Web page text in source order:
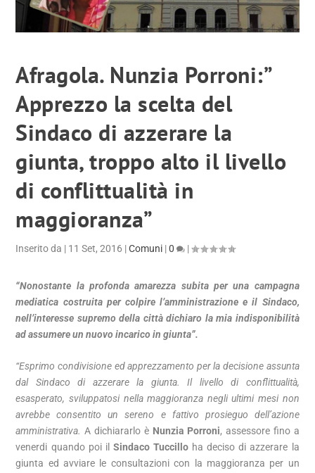
Afragola. Nunzia Porroni:”
Apprezzo la scelta del
Sindaco di azzerare la
giunta, troppo alto il livello
di conflittualità in
maggioranza”
Inserito da | 11 Set, 2016 |Comuni |0 |
“Nonostante la profonda amarezza subita per una campagna
mediatica costruita per colpire l’amministrazione e il Sindaco,
nell’interesse supremo della città dichiaro la mia indisponibilità
ad assumere un nuovo incarico in giunta”.
“Esprimo condivisione ed apprezzamento per la decisione assunta
dal Sindaco di azzerare la giunta. Il livello di conflittualità,
esasperato, sviluppatosi nella maggioranza negli ultimi mesi non
avrebbe consentito un sereno e fattivo prosieguo dell’azione
amministrativa.A dichiararlo è Nunzia Porroni, assessore fino a
venerdi quando poi il Sindaco Tuccillo ha deciso di azzerare la
giunta ed avviare le consultazioni con la maggioranza per un